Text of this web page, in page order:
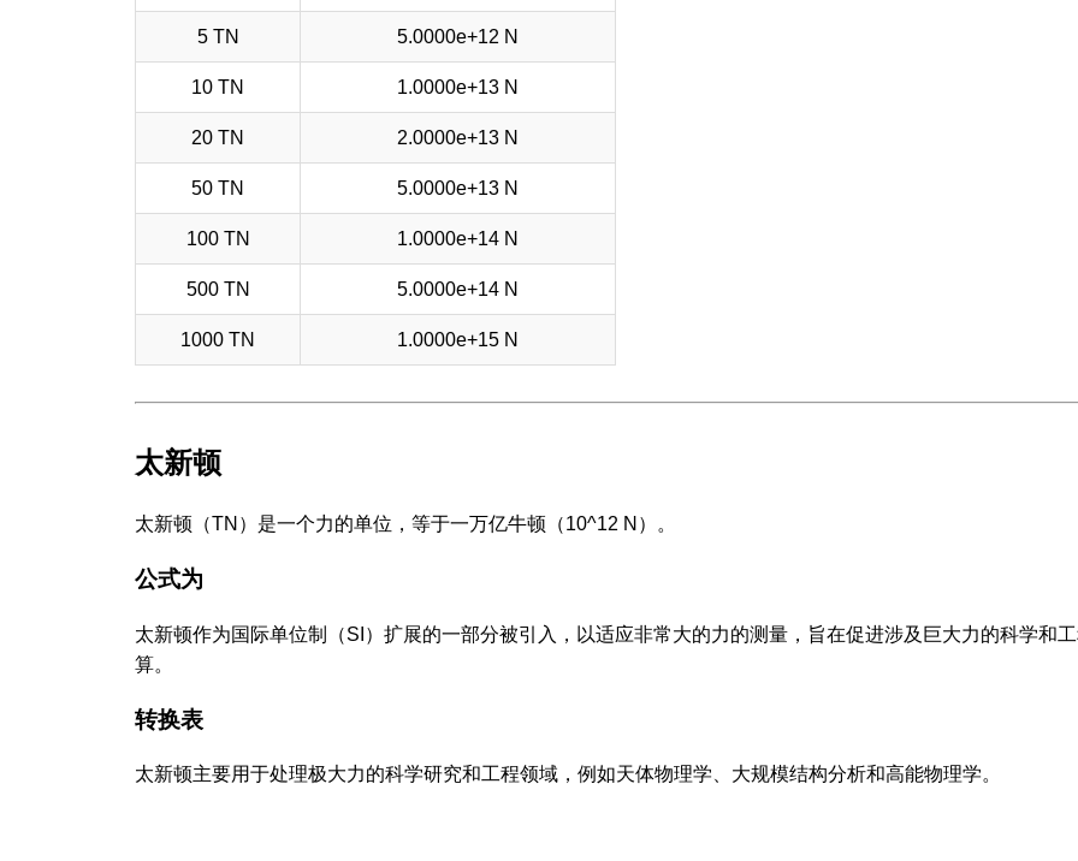
5 TN 5.0000e+12 N
10 TN 1.0000e+13 N
20 TN 2.0000e+13 N
50 TN 5.0000e+13 N
100 TN 1.0000e+14 N
500 TN 5.0000e+14 N
1000 TN 1.0000e+15 N
太新顿
太新顿（TN）是一个力的单位，等于一万亿牛顿（10^12 N）。
公式为
太新顿作为国际单位制（SI）扩展的一部分被引入，以适应非常大的力的测量，旨在促进涉及巨大力的科学和
算。
转换表
太新顿主要用于处理极大力的科学研究和工程领域，例如天体物理学、大规模结构分析和高能物理学。